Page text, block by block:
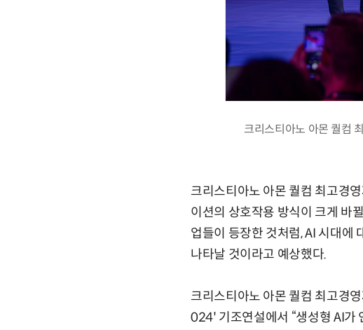
크리스티아노 아몬 퀄컴
크리스티아노 아몬 퀄컴 최고경
이션의 상호작용 방식이 크게 바
업들이 등장한 것처럼, AI 시대에
나타날 것이라고 예상했다.
크리스티아노 아몬 퀄컴 최고경
024' 기조연설에서 “생성형 AI가